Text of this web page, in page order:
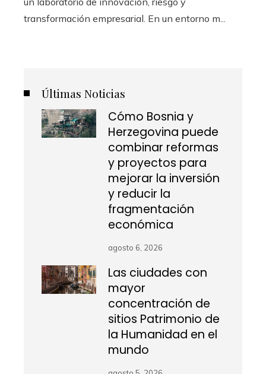
transformación empresarial. En un entorno m...
Últimas Noticias
Cómo Bosnia y
Herzegovina puede
combinar reformas
y proyectos para
mejorar la inversión
y reducir la
fragmentación
económica
agosto 6, 2026
Las ciudades con
mayor
concentración de
sitios Patrimonio de
la Humanidad en el
mundo